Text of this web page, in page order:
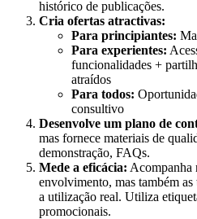
histórico de publicações.
Cria ofertas atractivas:
Para principiantes:
Para experientes:
funcionalidades +
atraídos
Para todos:
consultivo
Desenvolve um plano de
mas fornece materiais de
demonstração, FAQs.
Mede a eficácia: Acompanha
envolvimento, mas também
a utilização real. Utiliza
promocionais.